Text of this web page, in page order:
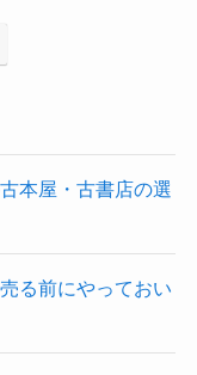
本屋・古書店の選
る前にやっておい